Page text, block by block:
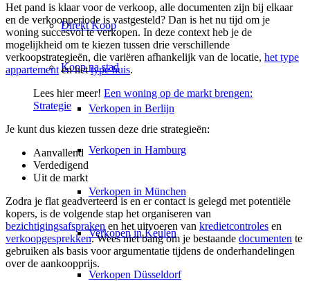
Direkt Koop
Koop na stad
Verkopen in Berlijn
Verkopen in Hamburg
Verkopen in München
Verkopen in Keulen
Verkopen Düsseldorf
Het pand is klaar voor de verkoop, alle documenten zijn bij elkaar
en de verkoopperiode is vastgesteld? Dan is het nu tijd om je
woning succesvol te verkopen. In deze context heb je de
mogelijkheid om te kiezen tussen drie verschillende
verkoopstrategieën, die variëren afhankelijk van de locatie, het type
appartementen hettype huis.
Lees hier meer! Een woning op de markt brengen:
Strategie
Je kunt dus kiezen tussen deze drie strategieën:
Aanvallend
Verdedigend
Uit de markt
Zodra je flat geadverteerd is en er contact is gelegd met potentiële
kopers, is de volgende stap het organiseren van
bezichtigingsafspraken en het uitvoeren van kredietcontroles en
verkoopgesprekken. Wees niet bang om je bestaande documenten te
gebruiken als basis voor argumentatie tijdens de onderhandelingen
over de aankoopprijs.